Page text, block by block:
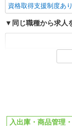
資格取得支援制度あり
同じ職種から求人
入出庫・商品管理
入出庫・商品管理